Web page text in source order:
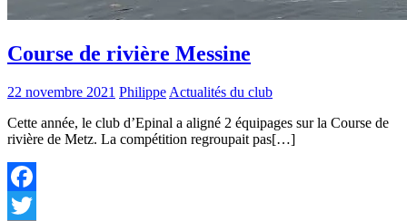
Course de rivière Messine
22 novembre 2021 Philippe Actualités du club
Cette année, le club d’Epinal a aligné 2 équipages sur la Course de
rivière de Metz. La compétition regroupait pas[…]
Facebook